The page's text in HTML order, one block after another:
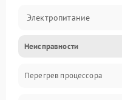
Электропитание
Корпус/Герметичность
Механика
Неисправности
Перегрев процессора